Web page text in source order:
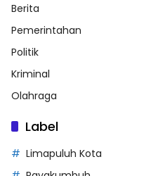
Berita
Pemerintahan
Politik
Kriminal
Olahraga
Label
Limapuluh Kota